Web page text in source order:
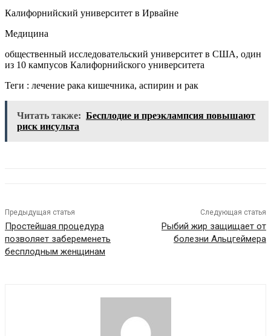
Калифорнийский университет в Ирвайне
Медицина
общественный исследовательский университет в США, один
из 10 кампусов Калифорнийского университета
Теги : лечение рака кишечника, аспирин и рак
Читать также: Бесплодие и преэклампсия повышают
риск инсульта
Предыдущая статья
Простейшая процедура
позволяет забеременеть
бесплодным женщинам
Следующая статья
Рыбий жир защищает от
болезни Альцгеймера